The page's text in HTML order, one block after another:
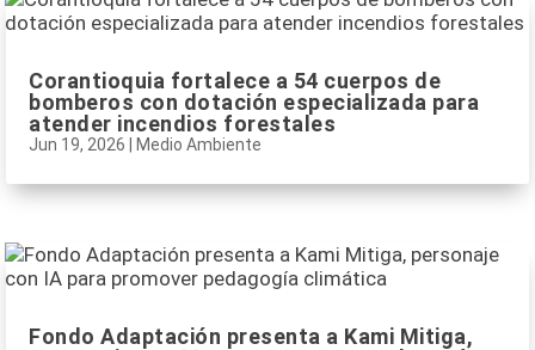
Corantioquia fortalece a 54 cuerpos de
bomberos con dotación especializada para
atender incendios forestales
Jun 19, 2026 Medio Ambiente
Fondo Adaptación presenta a Kami Mitiga,